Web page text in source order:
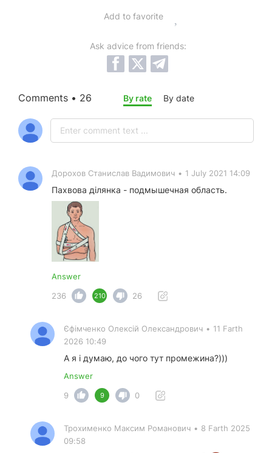
Add to favorite
Ask advice from friends:
Comments • 26 By rate By date
Дорохов Станислав Вадимович • 1 July 2021 14:09
Пахвова ділянка - подмышечная область.
Answer
236
210 26
Єфімченко Олексій Олександрович • 11 Farth
2026 10:49
А я і думаю, до чого тут промежина?)))
Answer
9
9 0
Трохименко Максим Романович • 8 Farth 2025
09:58